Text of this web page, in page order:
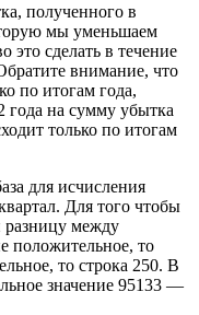
полученного в
мы уменьшаем
сделать в течение
внимание, что
по итогам года,
года на сумму убытка
только по итогам
для исчисления
Для того чтобы
разницу между
положительное, то
то строка 250. В
значение 95133 —